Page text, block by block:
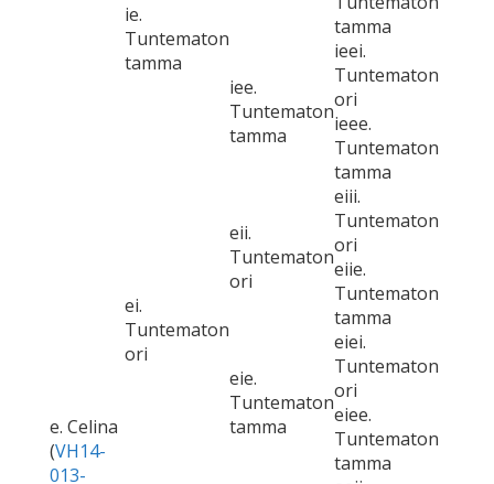
ie.
Tuntematon
tamma
tamma
iee.
Tuntematon
tamma
ieei.
Tuntematon
ori
ieee.
Tuntematon
tamma
e. Celina
(VH14-
013-
ei.
Tuntematon
ori
eii.
Tuntematon
ori
eiii.
Tuntematon
ori
eiie.
Tuntematon
tamma
eie.
Tuntematon
tamma
eiei.
Tuntematon
ori
eiee.
Tuntematon
tamma